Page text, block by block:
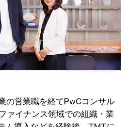
の営業職を経てPwCコンサル
ァイナンス領域での組織・業